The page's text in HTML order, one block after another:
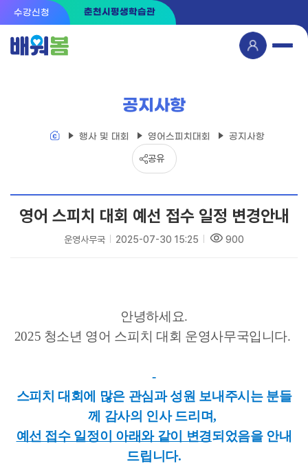
수강신청 춘천시평생학습관
마
이
공지사항
행사 및 대회 영어스피치대회 공지사항
공유
영어 스피치 대회 예선 접수 일정 변경안내
운영사무국 2025-07-30 15:25 900
안녕하세요.
2025 청소년 영어 스피치 대회 운영사무국입니다.
-
스피치 대회에 많은 관심과 성원 보내주시는 분들
께 감사의 인사 드리며,
예선 접수 일정이 아래와 같이 변경되었음을 안내
드립니다.